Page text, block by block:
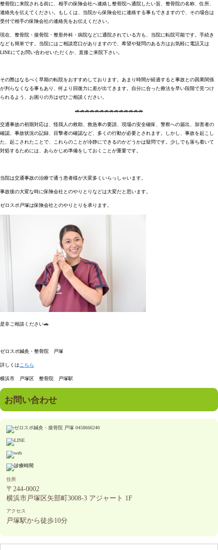
整骨院に来院される前に、相手の保険会社へ連絡し整骨院へ通院したい旨、整骨院の名称、住所、
連絡先を伝えてください。もしくは、当院から保険会社に連絡する事もできますので、その場合は
受付で相手の保険会社の連絡先をお伝えください。
現在、整骨院・接骨院・整形外科・病院などに通院されている方も、当院に転院可能です。手続き
なども簡単です。当院にはご相談窓口がありますので、希望や疑問のある方はお気軽に電話又は
LINEにてお問い合わせいただくか、直接ご来院下さい。
その際はなるべく早期の転院をおすすめしております。あまり時間が経過すると事故との因果関係
が判らなくなる事もあり、何より回復力に差が出てきます。自分に合った療法を早い段階で見つけ
られるよう、お困りの方はぜひご相談ください。
🚗🚗🚗🚗🚗🚗🚗🚗🚗🚗🚗🚗🚗🚗
交通事故の初期対応は、怪我人の救助、救急車の要請、現場の安全確保、警察への届出、加害者の
確認、事故状況の記録、目撃者の確認など、多くの行動が必要とされます。しかし、事故を起こし
た、起こされたことで、これらのことが冷静にできるのかどうかは疑問です。少しでも落ち着いて
対処するためには、あらかじめ準備をしておくことが重要です。
当院は交通事故の治療で通う患者様が大変多くいらっしゃいます。
事故後の大変な時に保険会社とのやりとりなどは大変だと思います。
ゼロスポ戸塚は保険会社とのやりとりを承ります。
是非ご相談ください🚗
ゼロスポ鍼灸・整骨院 戸塚
詳しくはこちら
横浜市 戸塚区 整骨院 戸塚駅
お問い合わせ
住所
〒244-0002
横浜市戸塚区矢部町3008-3 アジャート 1F
アクセス
戸塚駅から徒歩10分